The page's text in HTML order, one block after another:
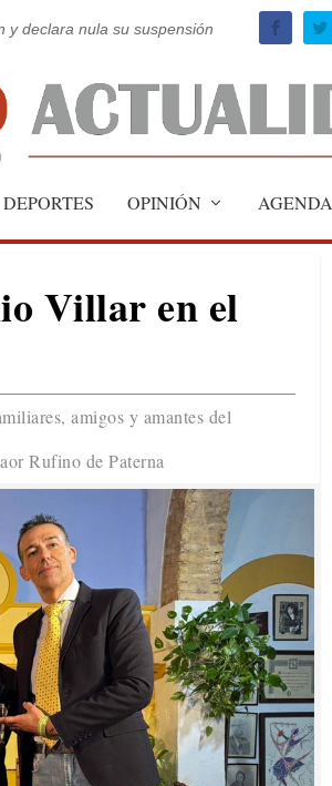
y declara nula su suspensión
DEPORTES OPINIÓN AGENDA
Villar en el
amigos y amantes del
Rufino de Paterna